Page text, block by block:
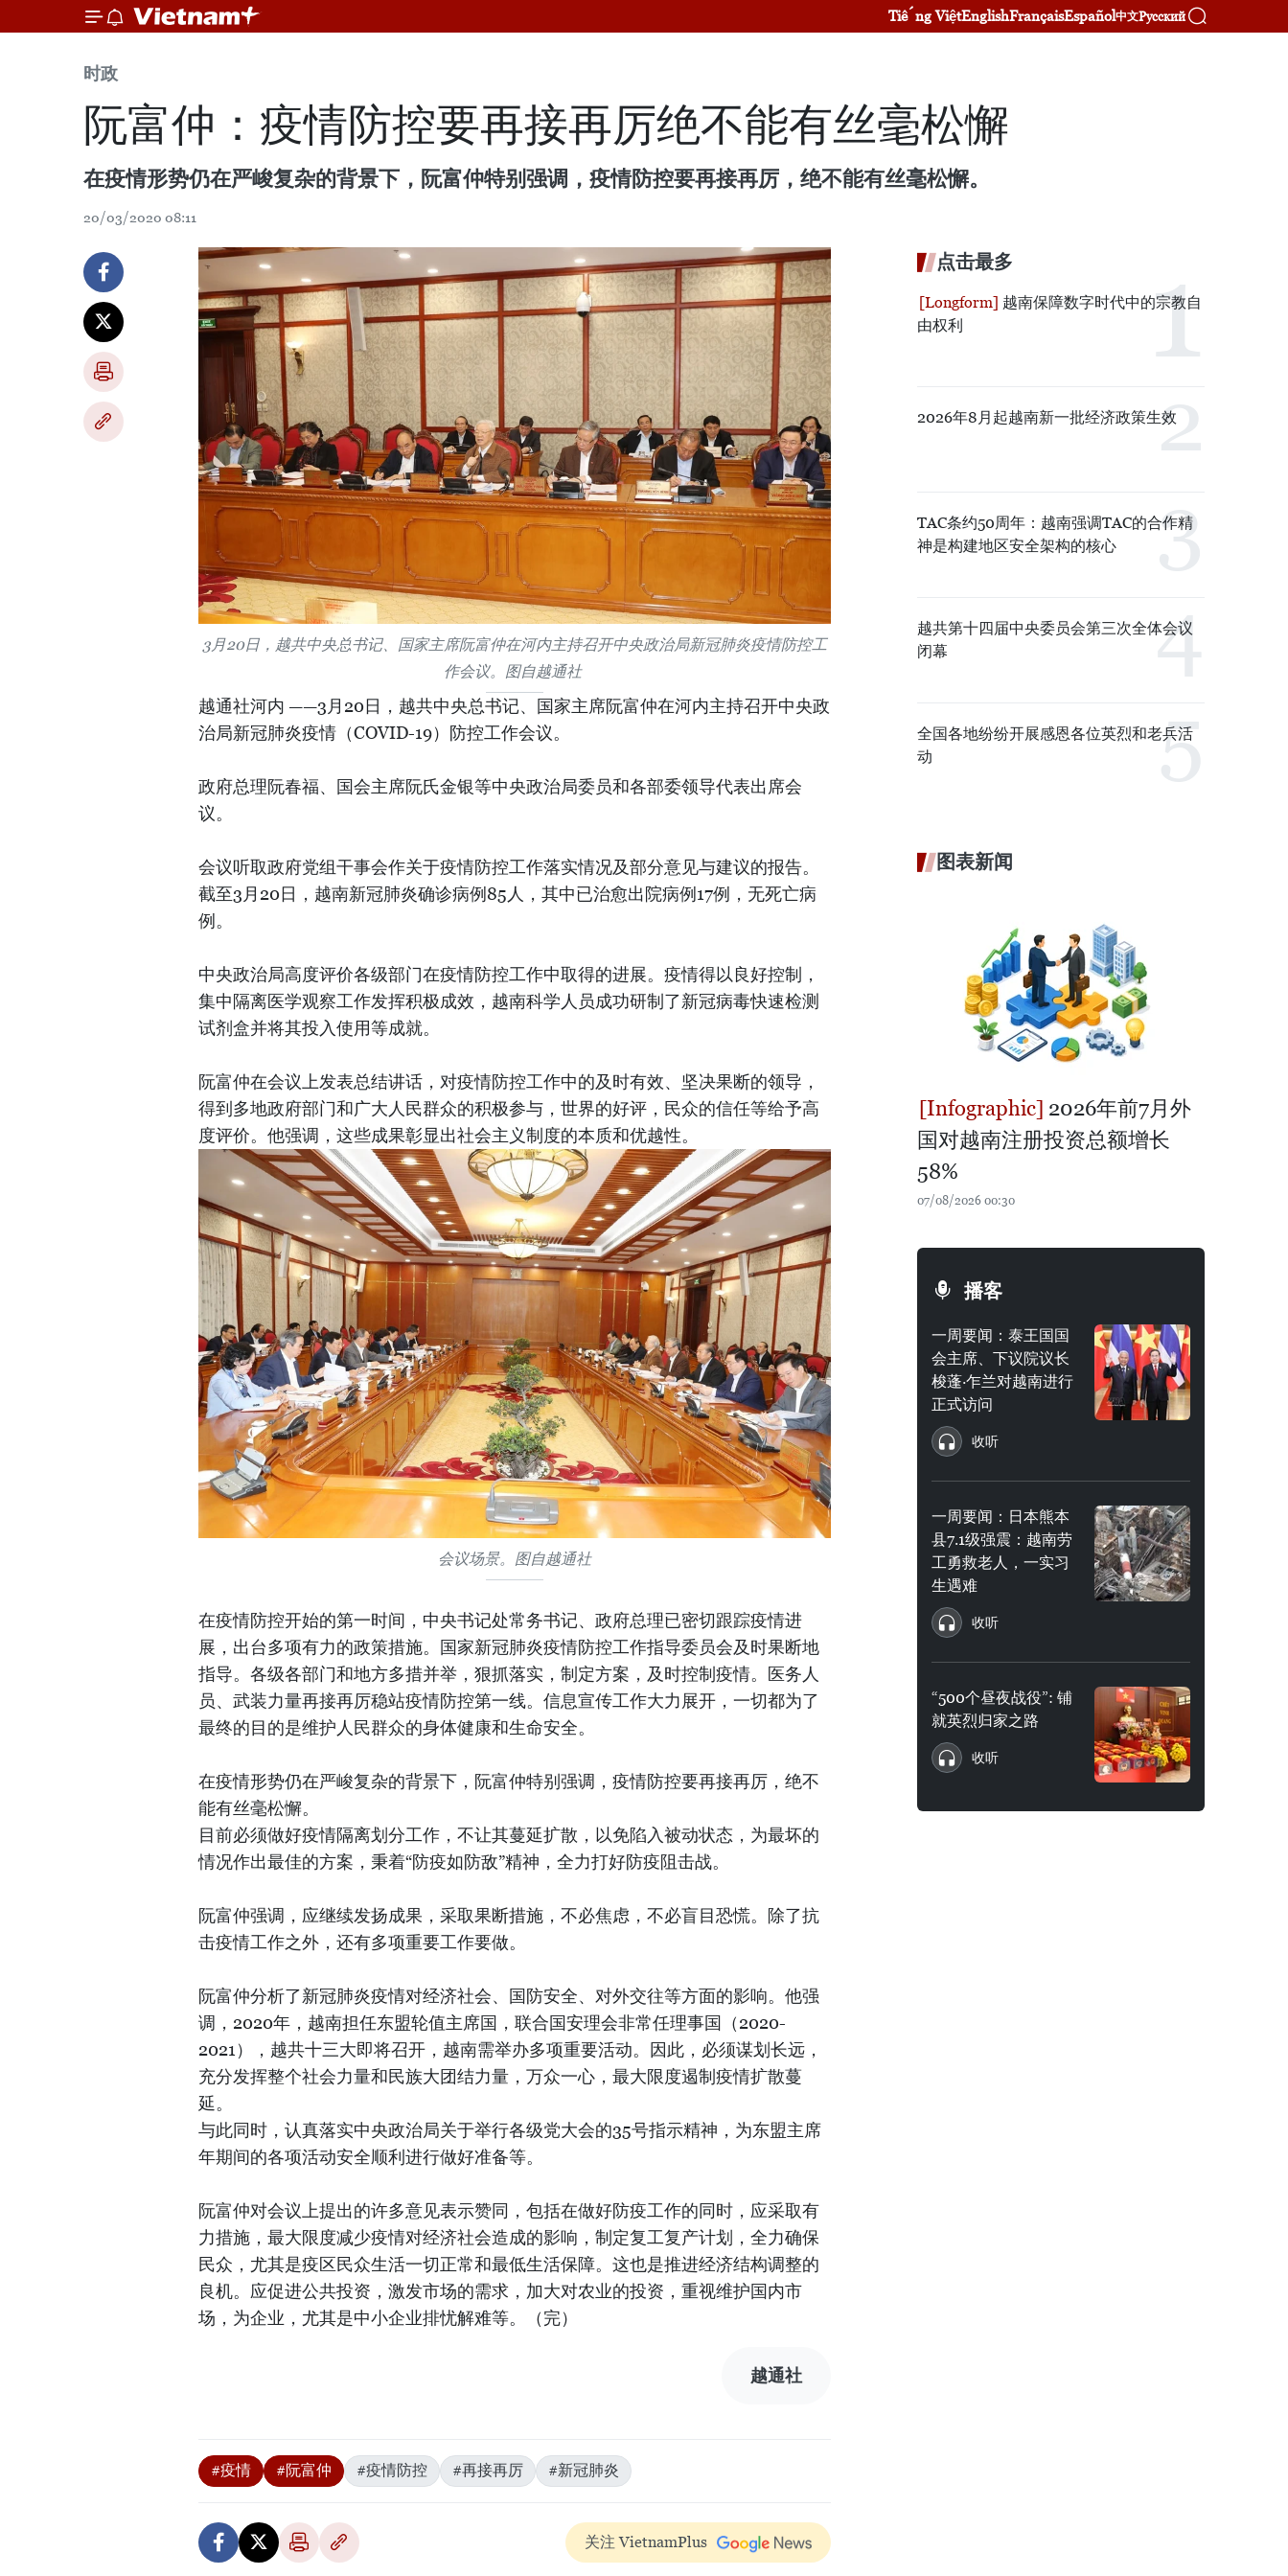
Tiếng ViệtEnglishFrançaisEspañol中文Русский
时政
阮富仲：疫情防控要再接再厉绝不能有丝毫松懈
在疫情形势仍在严峻复杂的背景下，阮富仲特别强调，疫情防控要再接再厉，绝不能有丝毫松懈。
20/03/2020 08:11
3月20日，越共中央总书记、国家主席阮富仲在河内主持召开中央政治局新冠肺炎疫情防控工
作会议。图自越通社
越通社河内 ——3月20日，越共中央总书记、国家主席阮富仲在河内主持召开中央政
治局新冠肺炎疫情（COVID-19）防控工作会议。
政府总理阮春福、国会主席阮氏金银等中央政治局委员和各部委领导代表出席会
议。
会议听取政府党组干事会作关于疫情防控工作落实情况及部分意见与建议的报告。
截至3月20日，越南新冠肺炎确诊病例85人，其中已治愈出院病例17例，无死亡病
例。
中央政治局高度评价各级部门在疫情防控工作中取得的进展。疫情得以良好控制，
集中隔离医学观察工作发挥积极成效，越南科学人员成功研制了新冠病毒快速检测
试剂盒并将其投入使用等成就。
阮富仲在会议上发表总结讲话，对疫情防控工作中的及时有效、坚决果断的领导，
得到多地政府部门和广大人民群众的积极参与，世界的好评，民众的信任等给予高
度评价。他强调，这些成果彰显出社会主义制度的本质和优越性。
会议场景。图自越通社
在疫情防控开始的第一时间，中央书记处常务书记、政府总理已密切跟踪疫情进
展，出台多项有力的政策措施。国家新冠肺炎疫情防控工作指导委员会及时果断地
指导。各级各部门和地方多措并举，狠抓落实，制定方案，及时控制疫情。医务人
员、武装力量再接再厉稳站疫情防控第一线。信息宣传工作大力展开，一切都为了
最终的目的是维护人民群众的身体健康和生命安全。
在疫情形势仍在严峻复杂的背景下，阮富仲特别强调，疫情防控要再接再厉，绝不
能有丝毫松懈。
目前必须做好疫情隔离划分工作，不让其蔓延扩散，以免陷入被动状态，为最坏的
情况作出最佳的方案，秉着“防疫如防敌”精神，全力打好防疫阻击战。
阮富仲强调，应继续发扬成果，采取果断措施，不必焦虑，不必盲目恐慌。除了抗
击疫情工作之外，还有多项重要工作要做。
阮富仲分析了新冠肺炎疫情对经济社会、国防安全、对外交往等方面的影响。他强
调，2020年，越南担任东盟轮值主席国，联合国安理会非常任理事国（2020-
2021），越共十三大即将召开，越南需举办多项重要活动。因此，必须谋划长远，
充分发挥整个社会力量和民族大团结力量，万众一心，最大限度遏制疫情扩散蔓
延。
与此同时，认真落实中央政治局关于举行各级党大会的35号指示精神，为东盟主席
年期间的各项活动安全顺利进行做好准备等。
阮富仲对会议上提出的许多意见表示赞同，包括在做好防疫工作的同时，应采取有
力措施，最大限度减少疫情对经济社会造成的影响，制定复工复产计划，全力确保
民众，尤其是疫区民众生活一切正常和最低生活保障。这也是推进经济结构调整的
良机。应促进公共投资，激发市场的需求，加大对农业的投资，重视维护国内市
场，为企业，尤其是中小企业排忧解难等。（完）
越通社
#疫情 #阮富仲 #疫情防控 #再接再厉 #新冠肺炎
关注 VietnamPlus
点击最多
越南保障数字时代中的宗教自
由权利
2026年8月起越南新一批经济政策生效
TAC条约50周年：越南强调TAC的合作精
神是构建地区安全架构的核心
越共第十四届中央委员会第三次全体会议
闭幕
全国各地纷纷开展感恩各位英烈和老兵活
动
图表新闻
2026年前7月外
国对越南注册投资总额增长
58%
07/08/2026 00:30
播客
一周要闻：泰王国国
会主席、下议院议长
梭蓬·乍兰对越南进行
正式访问
收听
一周要闻：日本熊本
县7.1级强震：越南劳
工勇救老人，一实习
生遇难
收听
“500个昼夜战役”: 铺
就英烈归家之路
收听